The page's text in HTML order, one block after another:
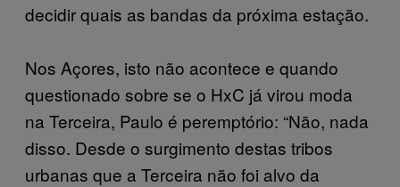
decidir quais as bandas da próxima estação.
Nos Açores, isto não acontece e quando
questionado sobre se o HxC já virou moda
na Terceira, Paulo é peremptório: “Não, nada
disso. Desde o surgimento destas tribos
urbanas que a Terceira não foi alvo da